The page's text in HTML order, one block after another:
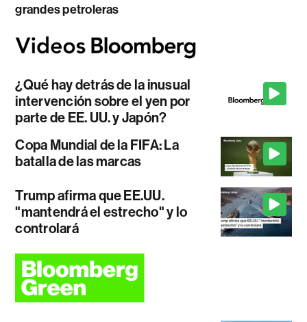
grandes petroleras
¿Qué hay detrás de la inusual
intervención sobre el yen por
parte de EE. UU. y Japón?
Copa Mundial de la FIFA: La
batalla de las marcas
Trump afirma que EE.UU.
"mantendrá el estrecho" y lo
controlará